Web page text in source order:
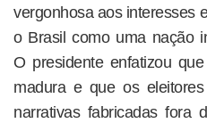
vergonhosa aos interesses
o Brasil como uma nação
O presidente enfatizou
madura e que os
narrativas fabricadas fora